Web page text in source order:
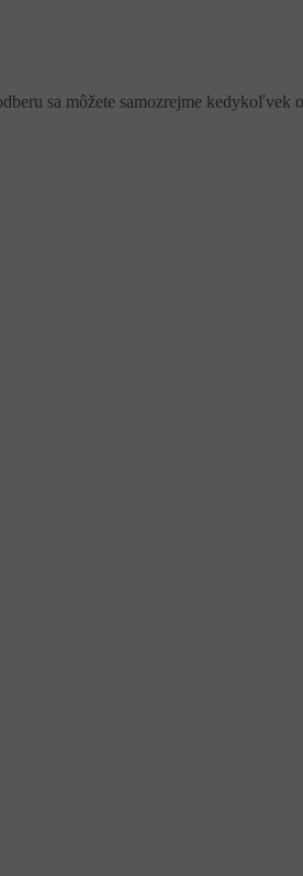
sa môžete samozrejme kedykoľvek